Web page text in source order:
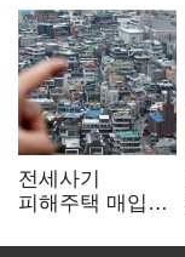
전세사기
피해주택 매입
누적 피해자